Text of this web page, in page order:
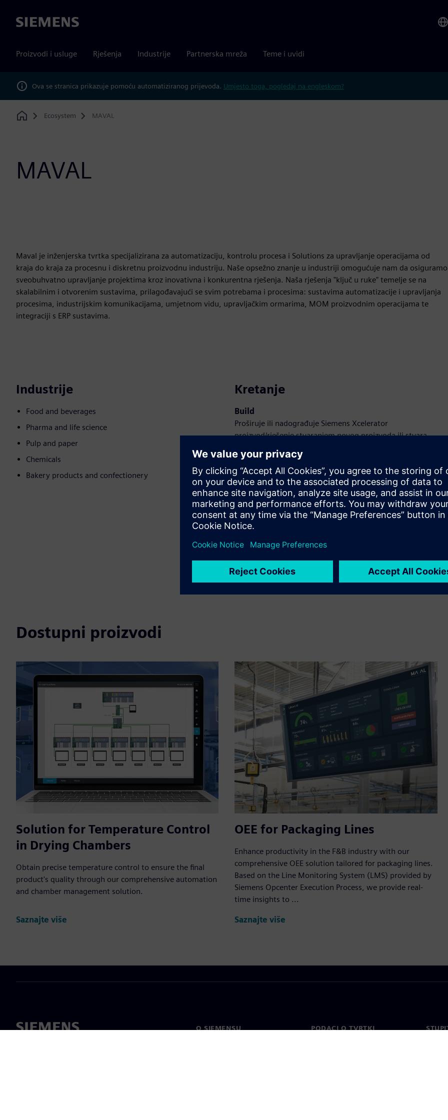
Siemens
Proizvodi i usluge Rješenja Industrije Partnerska mreža Teme i uvidi
Ova se stranica prikazuje pomoću automatiziranog prijevoda. Umjesto toga, pogledaj na engleskom?
Home
Ecosystem MAVAL
MAVAL
Maval je inženjerska tvrtka specijalizirana za automatizaciju, kontrolu procesa i Solutions za upravljanje operacijama od
kraja do kraja za procesnu i diskretnu proizvodnu industriju. Naše opsežno znanje u industriji omogućuje nam da osiguramo
sveobuhvatno upravljanje projektima kroz inovativna i konkurentna rješenja. Naša rješenja "ključ u ruke" temelje se na
skalabilnim i otvorenim sustavima, prilagođavajući se svim potrebama i procesima: sustavima automatizacije i upravljanja
procesima, industrijskim komunikacijama, umjetnom vidu, upravljačkim ormarima, MOM proizvodnim operacijama te
integraciji s ERP sustavima.
Industrije
Food and beverages
Pharma and life science
Pulp and paper
Chemicals
Bakery products and confectionery
Kretanje
Build
Proširuje ili nadograđuje Siemens Xcelerator
proizvod/rješenje stvaranjem novog proizvoda ili stvara
novo korisničko rješenje integracijom Siemens Xcelerator
proizvoda i vlastitog proizvoda
Sell
Preprodaja/zajednička prodaja SW i digitalno omogućenog
HW na Siemens Xceleratoru
Service
Pruža uslugu proizvoda/rješenja tvrtke Siemens Xcelerator
upravlja ili održava
Dostupni proizvodi
Solution for Temperature Control
in Drying Chambers
Obtain precise temperature control to ensure the final
product's quality through our comprehensive automation
and chamber management solution.
Saznajte više
OEE for Packaging Lines
Enhance productivity in the F&B industry with our
comprehensive OEE solution tailored for packaging lines.
Based on the Line Monitoring System (LMS) provided by
Siemens Opcenter Execution Process, we provide real-
time insights to ...
Saznajte više
O SIEMENSU PODACI O TVRTKI